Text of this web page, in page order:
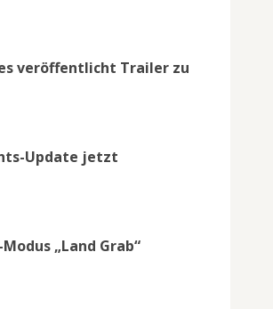
veröffentlicht Trailer zu
Update jetzt
„Land Grab“